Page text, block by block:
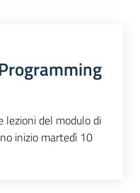
del modulo di
inizio martedì 10